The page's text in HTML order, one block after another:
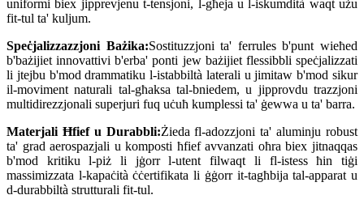
uniformi biex jipprevjenu t-tensjoni, l-għeja u l-iskumdità waqt użu
fit-tul ta' kuljum.
Speċjalizzazzjoni Bażika:Sostituzzjoni ta' ferrules b'punt wieħed
b'bażijiet innovattivi b'erba' ponti jew bażijiet flessibbli speċjalizzati
li jtejbu b'mod drammatiku l-istabbiltà laterali u jimitaw b'mod sikur
il-moviment naturali tal-għaksa tal-bniedem, u jipprovdu trazzjoni
multidirezzjonali superjuri fuq uċuħ kumplessi ta' ġewwa u ta' barra.
Materjali Ħfief u Durabbli:Żieda fl-adozzjoni ta' aluminju robust
ta' grad aerospazjali u komposti ħfief avvanzati oħra biex jitnaqqas
b'mod kritiku l-piż li jġorr l-utent filwaqt li fl-istess ħin tiġi
massimizzata l-kapaċità ċċertifikata li ġġorr it-tagħbija tal-apparat u
d-durabbiltà strutturali fit-tul.